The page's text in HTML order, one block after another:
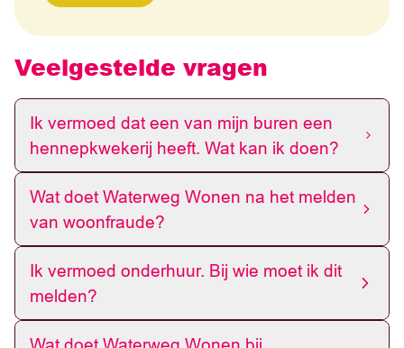
Veelgestelde vragen
Ik vermoed dat een van mijn buren een
hennepkwekerij heeft. Wat kan ik doen?
Wat doet Waterweg Wonen na het melden
van woonfraude?
Ik vermoed onderhuur. Bij wie moet ik dit
melden?